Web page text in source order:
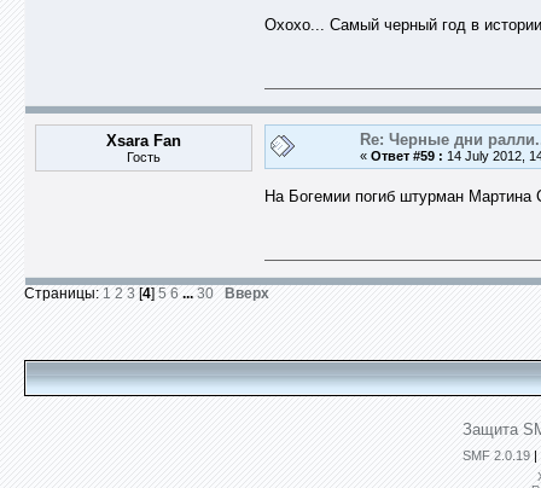
Охохо... Самый черный год в
Xsara Fan
Гость
Re: Черные дни
« Ответ #59 : 14 July 2012,
На Богемии погиб штурман
Страницы: 1 2 3 [4] 5 6 ... 30 Вверх
Защита
SMF 2.0.19 |